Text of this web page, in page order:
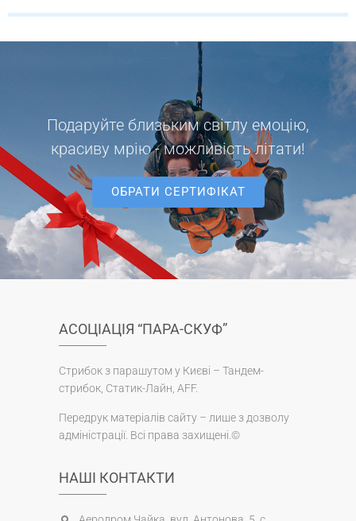
Подаруйте близьким світлу емоцію,
красиву мрію - можливість літати!
ОБРАТИ СЕРТИФІКАТ
АСОЦІАЦІЯ “ПАРА-СКУФ”
Стрибок з парашутом у Києві – Тандем-
стрибок, Статик-Лайн, AFF.
Передрук матеріалів сайту – лише з дозволу
адміністрації. Всі права захищені.©
НАШІ КОНТАКТИ